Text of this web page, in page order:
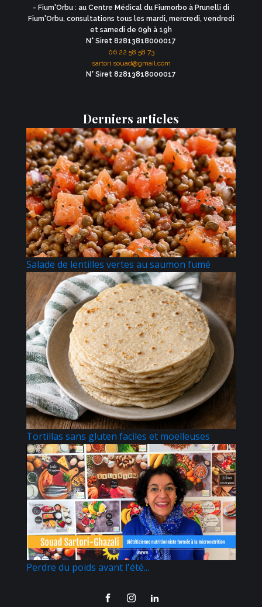
- Fium'Orbu : au Centre Médical du Fiumorbo à Prunelli di
Fium'Orbu, consultations tous les mardi, mercredi, vendredi
et samedi de 09h à 19h
N° Siret 82813818000017
06 22 58 58 73
sartori.souad@gmail.com
N° Siret 82813818000017
Derniers articles
Salade de lentilles vertes au saumon fumé
Tortillas sans gluten faciles et moelleuses
Perdre du poids avant l'été...